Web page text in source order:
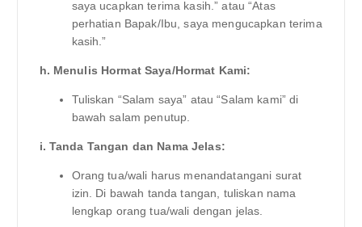
saya ucapkan terima kasih.” atau “Atas
perhatian Bapak/Ibu, saya mengucapkan terima
kasih.”
h. Menulis Hormat Saya/Hormat Kami:
Tuliskan “Salam saya” atau “Salam kami” di
bawah salam penutup.
i. Tanda Tangan dan Nama Jelas:
Orang tua/wali harus menandatangani surat
izin. Di bawah tanda tangan, tuliskan nama
lengkap orang tua/wali dengan jelas.